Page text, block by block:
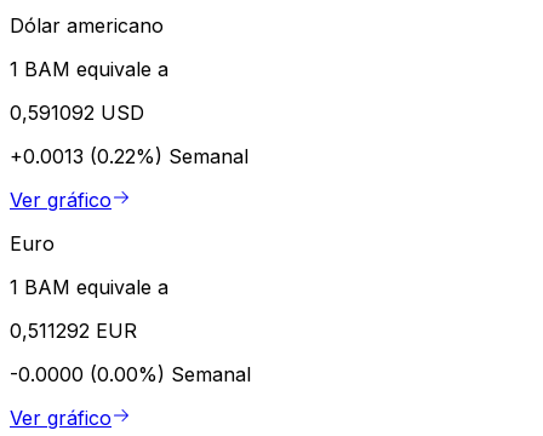
Dólar americano
1 BAM equivale a
0,591092 USD
+0.0013 (0.22%) Semanal
Ver gráfico
Euro
1 BAM equivale a
0,511292 EUR
-0.0000 (0.00%) Semanal
Ver gráfico